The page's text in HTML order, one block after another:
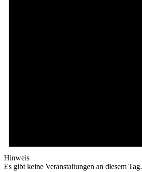
Hinweis
Es gibt keine Veranstaltungen an diesem Tag.